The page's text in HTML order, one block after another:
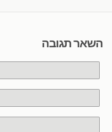
השאר תגובה